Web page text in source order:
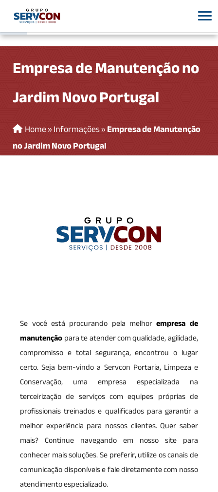
Empresa de Manutenção no
Jardim Novo Portugal
Home»Informações»Empresa de Manutenção
no Jardim Novo Portugal
Se você está procurando pela melhorempresa de
manutençãopara te atender com qualidade, agilidade,
compromisso e total segurança, encontrou o lugar
certo. Seja bem-vindo a Servcon Portaria, Limpeza e
Conservação, uma empresa especializada na
terceirização de serviços com equipes próprias de
profissionais treinados e qualificados para garantir a
melhor experiência para nossos clientes. Quer saber
mais? Continue navegando em nosso site para
conhecer mais soluções. Se preferir, utilize os canais de
comunicação disponíveis e fale diretamente com nosso
atendimento especializado.